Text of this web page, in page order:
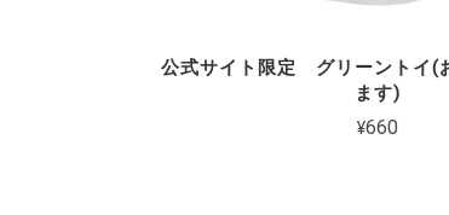
公式サイト限定 グリーントイ(
ます)
¥660